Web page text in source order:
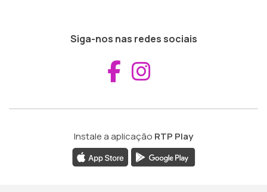
Siga-nos nas redes sociais
Aceder ao
Instale a aplicação RTP Play